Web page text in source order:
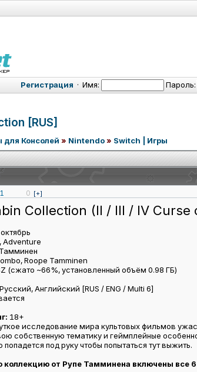
Регистрация · Имя: Пароль:
[RUS]
для Консолей » Nintendo» Switch | Игры
0 [+]
Collection (II / III / IV
Adventure
Roope Tamminen
(сжато ~66%, установленный объём 0.98 ГБ)
Русский, Английский [RUS / ENG / Multi 6]
18+
исследование мира культовых фильмов
собственную тематику и геймплейные
попадется под руку чтобы попытаться тут выжить.
коллекцию от Рупе Тамминена включены все